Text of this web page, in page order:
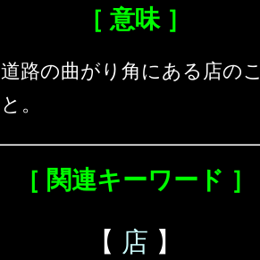
［ 意味 ］
道路の曲がり角にある店のこ
と。
［ 関連キーワード ］
【 店 】